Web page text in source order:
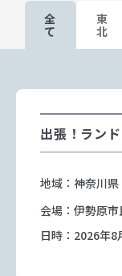
全
て
東
北
出張！ラン
地域：神奈川
会場：伊勢原
日時：2026年